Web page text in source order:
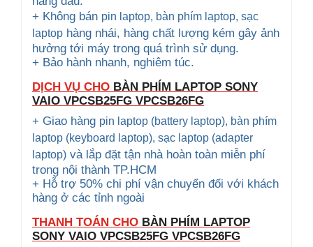
+ Không bán pin laptop, bàn phím laptop, sạc
laptop hàng nhái, hàng chất lượng kém gây ảnh
hưởng tới máy trong quá trình sử dụng.
+ Bảo hành nhanh, nghiêm túc.
DỊCH VỤ CHO BÀN PHÍM LAPTOP SONY
VAIO VPCSB25FG VPCSB26FG
+ Giao hàng pin laptop (battery laptop), bàn phím
laptop (keyboard laptop), sạc laptop (adapter
laptop) và lắp đặt tận nhà hoàn toàn miễn phí
trong nội thành TP.HCM
+ Hỗ trợ 50% chi phí vận chuyển đối với khách
hàng ở các tỉnh ngoài
THANH TOÁN CHO BÀN PHÍM LAPTOP
SONY VAIO VPCSB25FG VPCSB26FG